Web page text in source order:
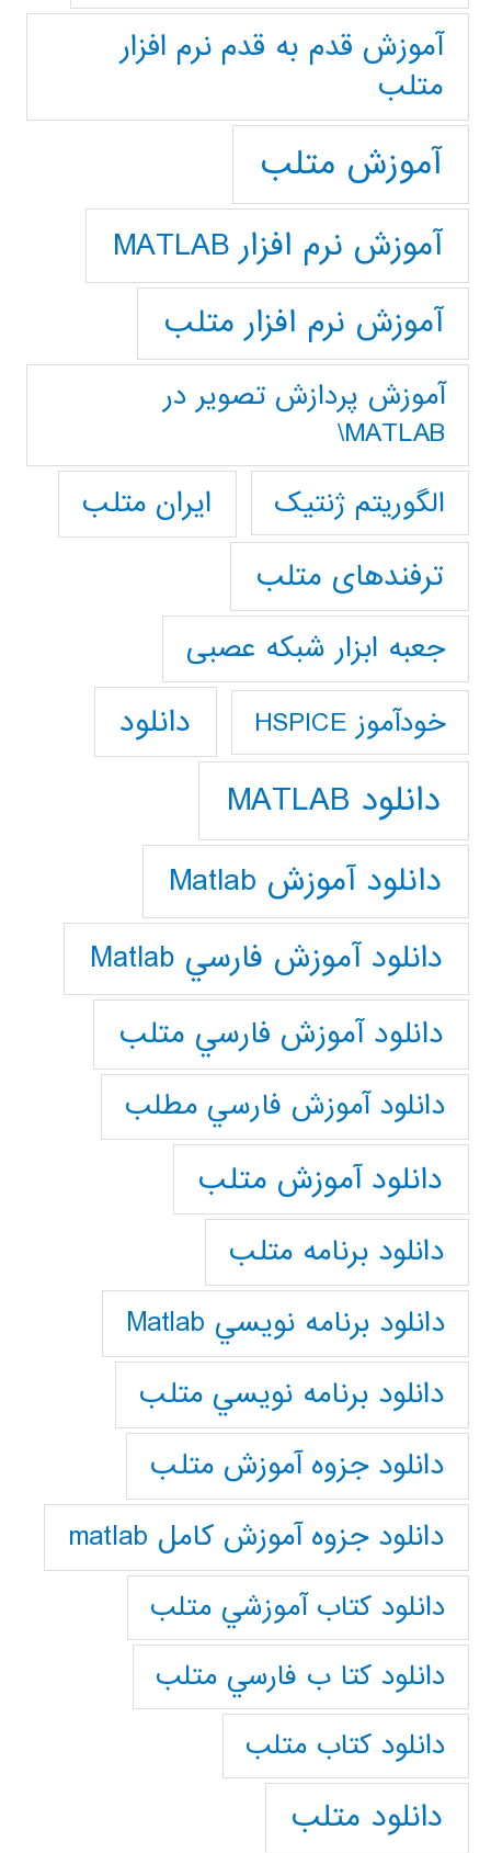
آموزش قدم به قدم نرم افزار
متلب
آموزش متلب
آموزش نرم افزار MATLAB
آموزش نرم افزار متلب
آموزش پردازش تصوير در
MATLAB\
الگوریتم ژنتیک
ایران متلب
ترفندهای متلب
جعبه ابزار شبکه عصبی
خودآموز HSPICE دانلود
دانلود MATLAB
دانلود آموزش Matlab
دانلود آموزش فارسي Matlab
دانلود آموزش فارسي متلب
دانلود آموزش فارسي مطلب
دانلود آموزش متلب
دانلود برنامه متلب
دانلود برنامه نويسي Matlab
دانلود برنامه نويسي متلب
دانلود جزوه آموزش متلب
دانلود جزوه آموزش کامل matlab
دانلود كتاب آموزشي متلب
دانلود كتا ب فارسي متلب
دانلود كتاب متلب
دانلود متلب